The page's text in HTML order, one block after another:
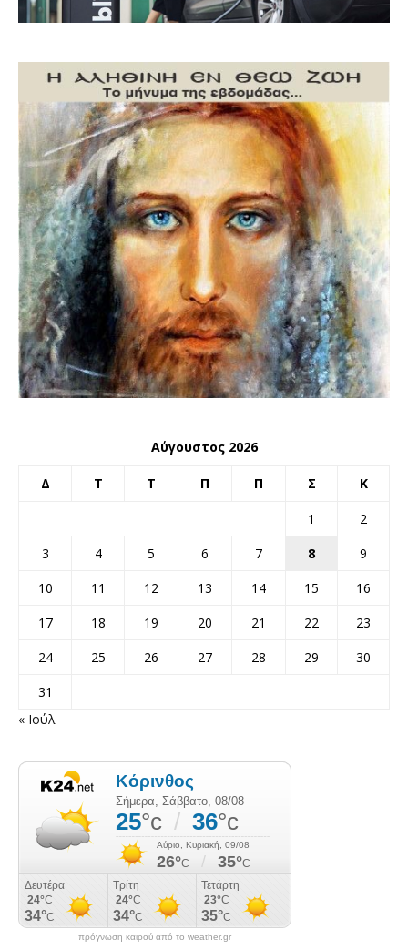
Αύγουστος 2026
Δ Τ Τ Π Π Σ Κ
1
2
3
4 5 6 7 8
9
10
11 12 13 14 15
16
17
18 19 20 21 22
23
24
25 26 27 28 29
30
31
« Ιούλ
πρόγνωση καιρού από το weather.gr